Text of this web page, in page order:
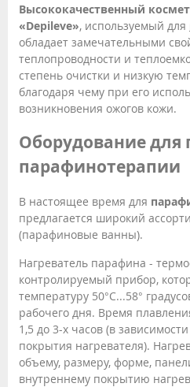
Высококачественный
«Depileve», используемый для
обладает замечательными
теплопроводности и
степень очистки и низкую
благодаря чему при его
возникновения ожогов кожи.
Оборудование для
парафинотерапии
В настоящее время для
предлагается широкий
(парафиновые ванны).
Нагреватель парафина -
контролируемый прибор,
температуру 50°С...58°
рабочего дня. Время
1,5 до 3-х часов (в
покрытия нагревателя).
объему, размеру, форме,
внутреннему покрытию